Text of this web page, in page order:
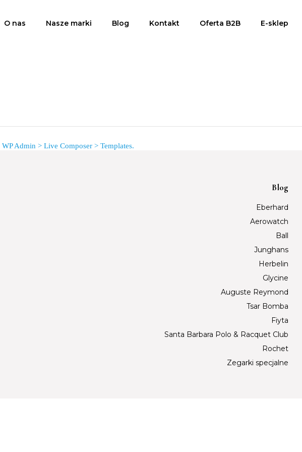
O nas Nasze marki Blog Kontakt Oferta B2B E-sklep
WP Admin > Live Composer > Templates.
Blog
Eberhard
Aerowatch
Ball
Junghans
Herbelin
Glycine
Auguste Reymond
Tsar Bomba
Fiyta
Santa Barbara Polo & Racquet Club
Rochet
Zegarki specjalne